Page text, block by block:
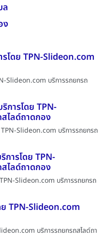
ล
ง
โดย TPN-Slideon.com
Slideon.com บริการรถยกรถ
การโดย TPN-
ไลด์ถาดกอง
TPN-Slideon.com บริการรถยกรถ
การโดย TPN-
ไลด์ถาดกอง
Slideon.com บริการรถยกรถ
ย TPN-Slideon.com
บริการรถยกรถสไลด์ถา